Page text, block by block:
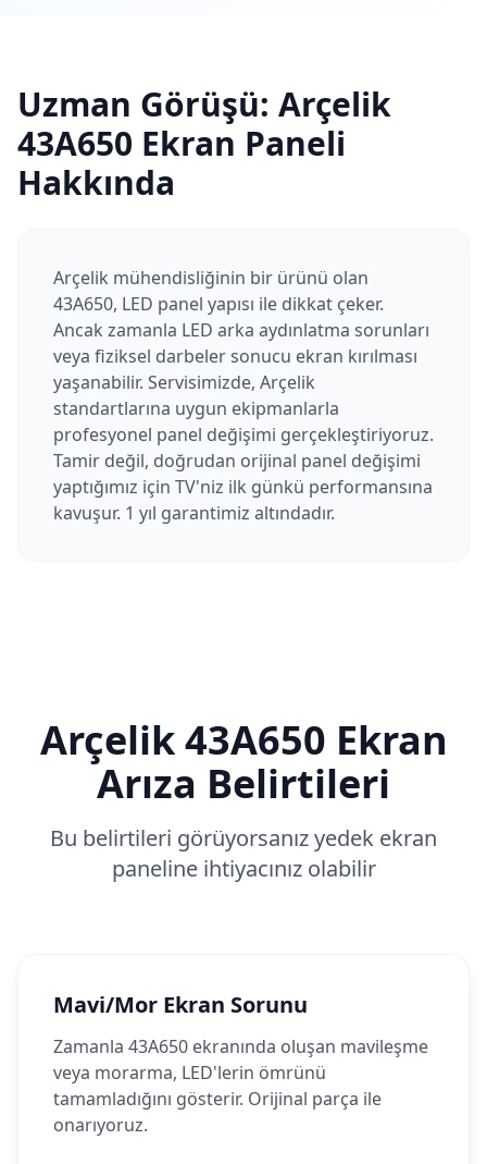
Uzman Görüşü: Arçelik
43A650 Ekran Paneli
Hakkında
Arçelik mühendisliğinin bir ürünü olan
43A650, LED panel yapısı ile dikkat çeker.
Ancak zamanla LED arka aydınlatma sorunları
veya fiziksel darbeler sonucu ekran kırılması
yaşanabilir. Servisimizde, Arçelik
standartlarına uygun ekipmanlarla
profesyonel panel değişimi gerçekleştiriyoruz.
Tamir değil, doğrudan orijinal panel değişimi
yaptığımız için TV'niz ilk günkü performansına
kavuşur. 1 yıl garantimiz altındadır.
Arçelik43A650 Ekran
Arıza Belirtileri
Bu belirtileri görüyorsanız yedek ekran
paneline ihtiyacınız olabilir
Mavi/Mor Ekran Sorunu
Zamanla 43A650 ekranında oluşan mavileşme
veya morarma, LED'lerin ömrünü
tamamladığını gösterir. Orijinal parça ile
onarıyoruz.